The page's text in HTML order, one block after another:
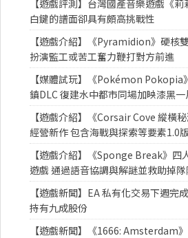
【遊戲評測】台灣國產音樂遊戲《
白鍵的譜面卻具有頗高挑戰性
【遊戲介紹】《Pyramidion》硬核
扮演監工或苦工奮力鞭打對方前進
【媒體試玩】《Pokémon Pokopia
鎮DLC 復建水中都市同場加映漆黑
【遊戲介紹】《Corsair Cove 縱橫
經營新作 包含海戰與探索等要素1.0
【遊戲介紹】《Sponge Break》四
遊戲 通過語音協調與解謎並救助掉隊
【遊戲新聞】EA 私有化交易下週完
持有九成股份
【遊戲新聞】《1666: Amsterdam